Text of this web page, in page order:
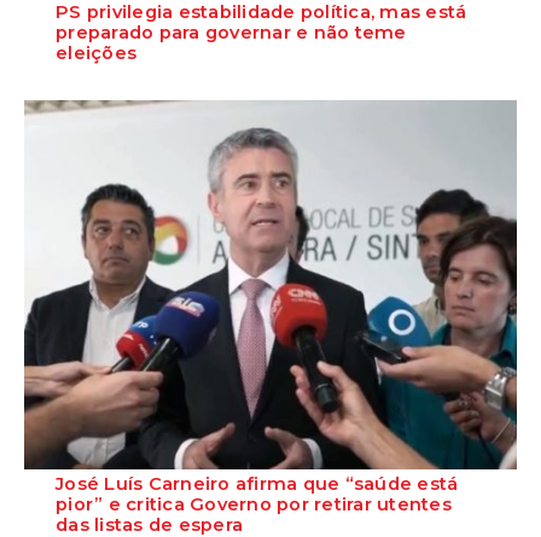
PS privilegia estabilidade política, mas está
preparado para governar e não teme
eleições
preparado para assumir responsabil...
José Luís Carneiro afirma que “saúde está
pior” e critica Governo por retirar utentes
das listas de espera